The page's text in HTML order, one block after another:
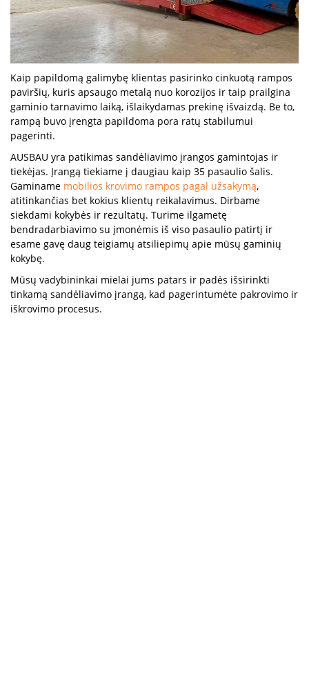
Kaip papildomą galimybę klientas pasirinko cinkuotą rampos
paviršių, kuris apsaugo metalą nuo korozijos ir taip prailgina
gaminio tarnavimo laiką, išlaikydamas prekinę išvaizdą. Be to,
rampą buvo įrengta papildoma pora ratų stabilumui
pagerinti.
AUSBAU yra patikimas sandėliavimo įrangos gamintojas ir
tiekėjas. Įrangą tiekiame į daugiau kaip 35 pasaulio šalis.
Gaminame mobilios krovimo rampos pagal užsakymą,
atitinkančias bet kokius klientų reikalavimus. Dirbame
siekdami kokybės ir rezultatų. Turime ilgametę
bendradarbiavimo su įmonėmis iš viso pasaulio patirtį ir
esame gavę daug teigiamų atsiliepimų apie mūsų gaminių
kokybę.
Mūsų vadybininkai mielai jums patars ir padės išsirinkti
tinkamą sandėliavimo įrangą, kad pagerintumėte pakrovimo ir
iškrovimo procesus.